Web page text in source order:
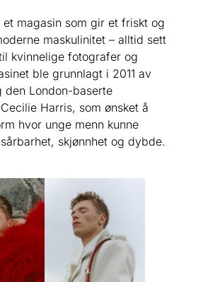
et magasin som gir et friskt og
maskulinitet – alltid sett
kvinnelige fotografer og
ble grunnlagt i 2011 av
den London-baserte
Harris, som ønsket å
hvor unge menn kunne
skjønnhet og dybde.